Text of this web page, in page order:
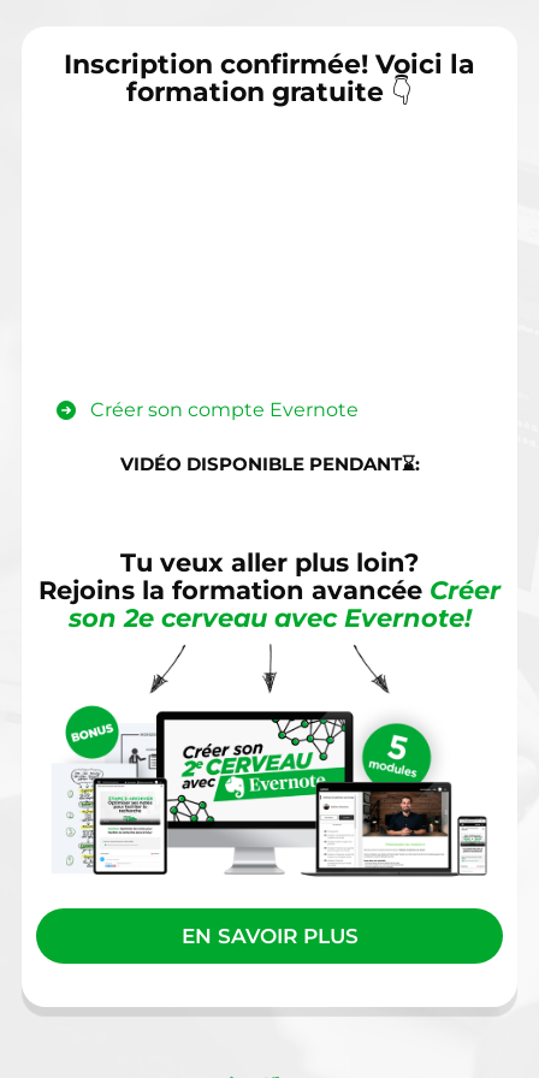
Inscription confirmée! Voici la
formation gratuite 👇
Créer son compte Evernote
VIDÉO DISPONIBLE PENDANT⌛:
Tu veux aller plus loin?
Rejoins la formation avancée Créer
son 2e cerveau avec Evernote!
EN SAVOIR PLUS